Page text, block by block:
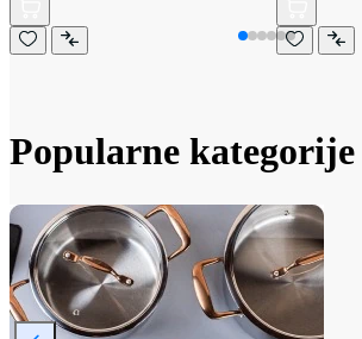
Popularne kategorije